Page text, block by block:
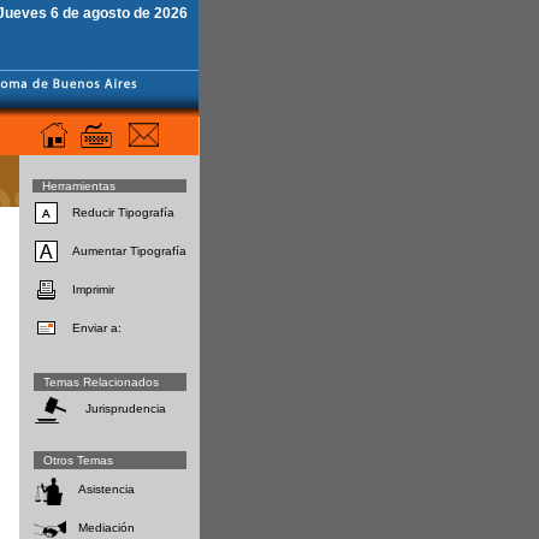
6 de agosto de 2026
Herramientas
Reducir Tipografía
Aumentar Tipografía
Imprimir
Enviar a:
Temas Relacionados
Jurisprudencia
Otros Temas
Asistencia
Mediación